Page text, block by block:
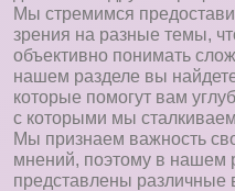
Мы стремимся
зрения на разные темы,
объективно понимать
нашем разделе вы
которые помогут вам
с которыми мы
Мы признаем важность
мнений, поэтому в нашем
представлены различные